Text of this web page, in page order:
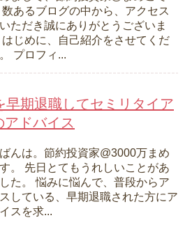
あるブログの中から、アクセス
ただき誠にありがとうございま
はじめに、自己紹介をさせてくだ
プロフィ...
早期退職してセミリタイア
ドバイス
んは。節約投資家@3000万まめ
。 先日とてもうれしいことがあ
た。 悩みに悩んで、普段からア
している、早期退職された方にア
スを求...